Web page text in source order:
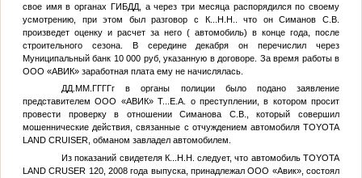
свое имя в органах ГИБДД, а через три месяца распорядился по своему
усмотрению, при этом был разговор с К...Н.Н.
. что он Симанов С.В.
произведет оценку и расчет за него ( автомобиль) в конце года, после
строительного сезона. В середине декабря он перечислил через
Муниципальный банк 10 000 руб, указанную в договоре. За время работы в
ООО «АВИК» заработная плата ему не начислялась.
ДД.ММ.ГГГГг в органы полиции было подано заявление
представителем ООО «АВИК»Т...Е.А.
о преступлении, в котором просит
провести проверку в отношении Симанова С.В., который совершил
мошеннические действия, связанные с отчуждением автомобиля TOYOTA
LAND CRUISER, обманом завладел автомобилем.
Из показаний свидетеля К...Н.Н. следует, что автомобиль TOYOTA
LAND CRUSER 120, 2008 года выпуска, принадлежал ООО «Авик», состоял